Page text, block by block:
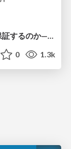
AIがコードを書く時代、人間は何を保証するのか———馬場さんと考える、開発者に求められる新しい責任と価値 - TECH PLAY
0 1.3k